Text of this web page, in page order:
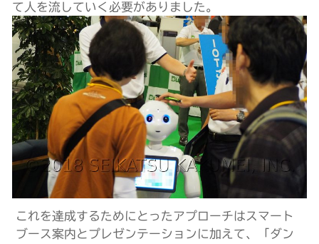
て人を流していく必要がありました。
これを達成するためにとったアプローチはスマート
ブース案内とプレゼンテーションに加えて、「ダン